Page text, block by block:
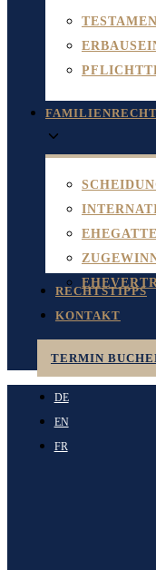
FAMILIENRECHT
RECHTSTIPPS
KONTAKT
TERMIN
DE
EN
FR